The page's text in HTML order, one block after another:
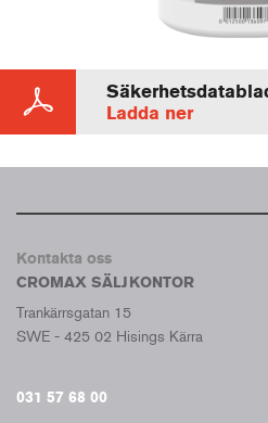
Ladda ner
Kontakta oss
CROMAX SÄLJKONTOR
Trankärrsgatan 15
SWE - 425 02 Hisings Kärra
031 57 68 00